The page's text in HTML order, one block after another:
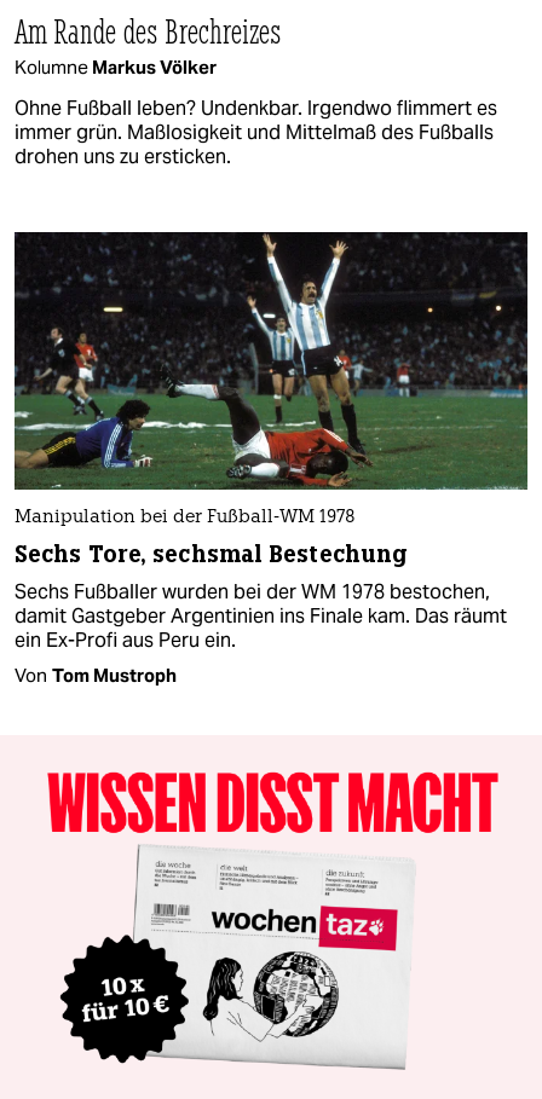
Am Rande des Brechreizes
Kolumne Markus Völker
Ohne Fußball leben? Undenkbar. Irgendwo flimmert es
immer grün. Maßlosigkeit und Mittelmaß des Fußballs
drohen uns zu ersticken.
Manipulation bei der Fußball-WM 1978
Sechs Tore, sechsmal Bestechung
Sechs Fußballer wurden bei der WM 1978 bestochen,
damit Gastgeber Argentinien ins Finale kam. Das räumt
ein Ex-Profi aus Peru ein.
Von Tom Mustroph